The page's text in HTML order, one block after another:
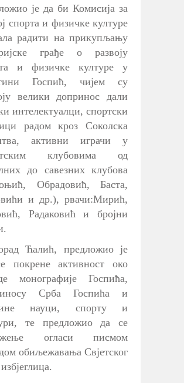
је да би Комисија за
спорта и физичке културе
радити на прикупљању
грађе о развоју
и физичке културе у
Госпић, чијем су
велики допринос дали
интелектуалци, спортски
радом кроз Соколска
активни играчи у
клубовима од
до савезних клубова
Обрадовић, Баста,
и др.), рвачи:Мирић,
Радаковић и бројни
Ћалић, предложио је
покрене активност око
монографије Госпића,
Срба Госпића и
науци, спорту и
те предложио да се
огласи писмом
обиљежавања Свјетског